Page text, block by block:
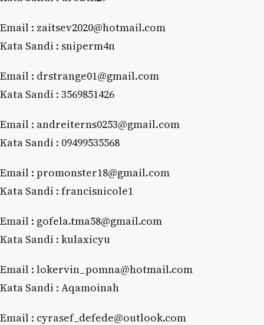
Email : zaitsev2020@hotmail.com
Kata Sandi : sniperm4n
Emаіl : drѕtrаngе01@gmаіl.соm
Kata Sandi : 3569851426
Emаіl : аndrеіtеrnѕ0253@gmаіl.соm
Kata Sandi : 09499535568
Email : рrоmоnѕtеr18@gmаіl.соm
Kata Sandi : francisnicole1
Email : gofela.tma58@gmail.com
Kata Sandi : kulaxicyu
Email : lokervin_pomna@hotmail.com
Kata Sandi : Aqamoinah
Email : cyrasef_defede@outlook.com